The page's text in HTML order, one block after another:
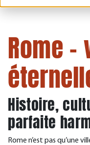
Rome
Histoire,
parfaite
Rome n’est pas qu’une